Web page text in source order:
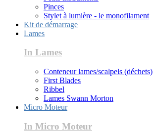
Pinces
Stylet à lumière - le monofilament
Kit de démarrage
Lames
In Lames
Conteneur lames/scalpels (déchets)
First Blades
Ribbel
Lames Swann Morton
Micro Moteur
In Micro Moteur